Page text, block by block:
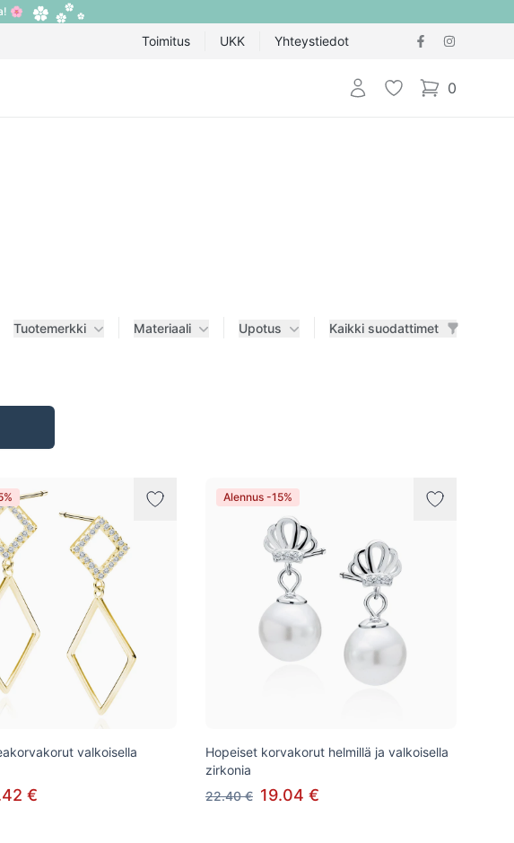
🌸
Toimitus UKK Yhteystiedot
Kirjaudu sisään
Toivelista 0
items in cart,
Tuotemerkki Materiaali Upotus Kaikki suodattimet
valkoisella
€
Alennus -15%
Hopeiset korvakorut helmillä ja valkoisella
zirkonia
22.40 € 19.04 €